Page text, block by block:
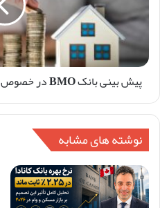
پیش بینی بانک BMO در خصوص بهود بازار مسکن کانادا
نوشته های مشابه